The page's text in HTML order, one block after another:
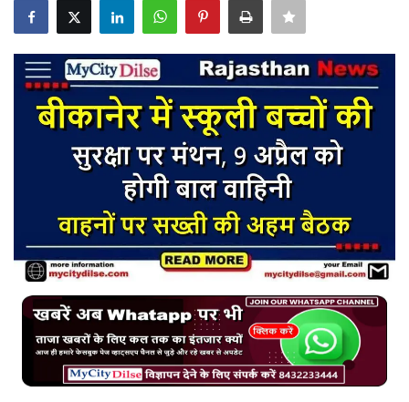
पॉलिटिक्स
धर्म
बिजनेस
Hindi